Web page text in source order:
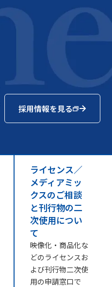
採用情報を見る
ライセンス／
メディアミッ
クスのご相談
と刊行物の二
次使用につい
て
映像化・商品化な
どのライセンスお
よび刊行物二次使
用の申請窓口で